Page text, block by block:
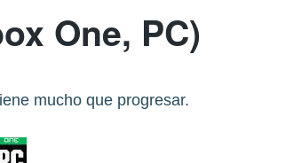
One, PC)
mucho que progresar.